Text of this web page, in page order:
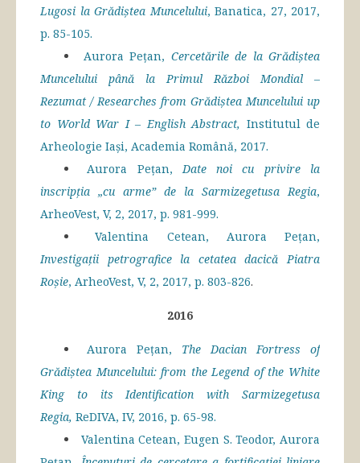
Lugosi la Grădiștea Muncelului, Banatica, 27, 2017,
p. 85-105.
Aurora Pețan, Cercetările de la Grădiștea
Muncelului până la Primul Război Mondial –
Rezumat / Researches from Grădiștea Muncelului up
to World War I – English Abstract, Institutul de
Arheologie Iași, Academia Română, 2017.
Aurora Pețan,Date noi cu privire la
inscripția „cu arme” de la Sarmizegetusa Regia,
ArheoVest, V, 2, 2017, p. 981-999.
Valentina Cetean, Aurora Pețan,
Investigații petrografice la cetatea dacică Piatra
Roșie, ArheoVest, V, 2, 2017, p. 803-826.
2016
Aurora Pețan, The Dacian Fortress of
Grădiștea Muncelului: from the Legend of the White
King to its Identification with Sarmizegetusa
Regia, ReDIVA, IV, 2016, p. 65-98.
Valentina Cetean, Eugen S. Teodor, Aurora